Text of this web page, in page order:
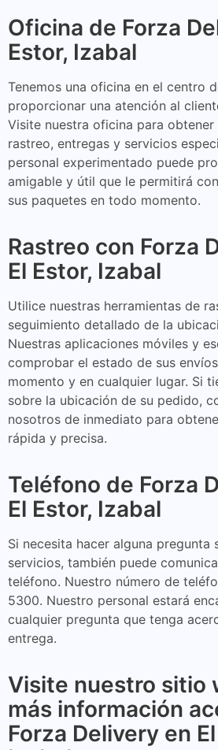
Oficina de Forza
Estor, Izabal
Tenemos una oficina en el centro
proporcionar una atención al
Visite nuestra oficina para
rastreo, entregas y servicios
personal experimentado puede
amigable y útil que le permitirá
sus paquetes en todo momento.
Rastreo con Forza
El Estor, Izabal
Utilice nuestras herramientas de
seguimiento detallado de la
Nuestras aplicaciones móviles y
comprobar el estado de sus
momento y en cualquier lugar. Si
sobre la ubicación de su pedido,
nosotros de inmediato para
rápida y precisa.
Teléfono de Forza
El Estor, Izabal
Si necesita hacer alguna pregunta
servicios, también puede
teléfono. Nuestro número de
5300. Nuestro personal estará
cualquier pregunta que tenga
entrega.
Visite nuestro sitio
más información
Forza Delivery en